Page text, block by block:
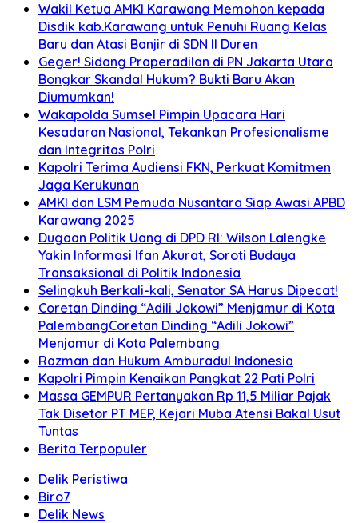
Wakil Ketua AMKI Karawang Memohon kepada
Disdik kab.Karawang untuk Penuhi Ruang Kelas
Baru dan Atasi Banjir di SDN II Duren
Geger! Sidang Praperadilan di PN Jakarta Utara
Bongkar Skandal Hukum? Bukti Baru Akan
Diumumkan!
Wakapolda Sumsel Pimpin Upacara Hari
Kesadaran Nasional, Tekankan Profesionalisme
dan Integritas Polri
Kapolri Terima Audiensi FKN, Perkuat Komitmen
Jaga Kerukunan
AMKI dan LSM Pemuda Nusantara Siap Awasi APBD
Karawang 2025
Dugaan Politik Uang di DPD RI: Wilson Lalengke
Yakin Informasi Ifan Akurat, Soroti Budaya
Transaksional di Politik Indonesia
Selingkuh Berkali-kali, Senator SA Harus Dipecat!
Coretan Dinding “Adili Jokowi” Menjamur di Kota
PalembangCoretan Dinding “Adili Jokowi”
Menjamur di Kota Palembang
Razman dan Hukum Amburadul Indonesia
Kapolri Pimpin Kenaikan Pangkat 22 Pati Polri
Massa GEMPUR Pertanyakan Rp 11,5 Miliar Pajak
Tak Disetor PT MEP, Kejari Muba Atensi Bakal Usut
Tuntas
Berita Terpopuler
Delik Peristiwa
Biro7
Delik News